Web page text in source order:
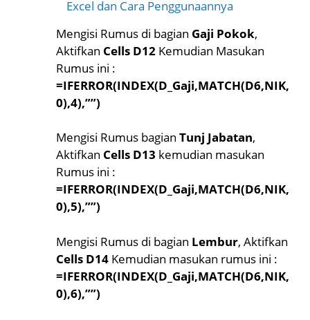
Excel dan Cara Penggunaannya
Mengisi Rumus di bagian Gaji Pokok,
Aktifkan Cells D12 Kemudian Masukan
Rumus ini :
=IFERROR(INDEX(D_Gaji,MATCH(D6,NIK,
0),4),””)
Mengisi Rumus bagian Tunj Jabatan,
Aktifkan Cells D13 kemudian masukan
Rumus ini :
=IFERROR(INDEX(D_Gaji,MATCH(D6,NIK,
0),5),””)
Mengisi Rumus di bagian Lembur, Aktifkan
Cells D14 Kemudian masukan rumus ini :
=IFERROR(INDEX(D_Gaji,MATCH(D6,NIK,
0),6),””)